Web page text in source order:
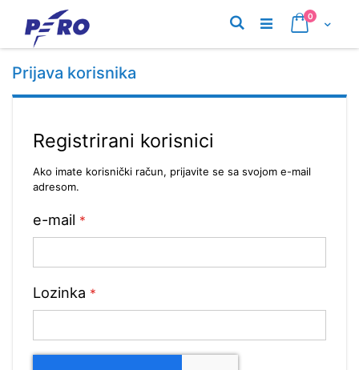
sadržaj
Cart
0proizvodi
Pretraživanje
Prijava korisnika
Registrirani korisnici
Ako imate korisnički račun, prijavite se sa svojom e-mail
adresom.
e-mail
Lozinka